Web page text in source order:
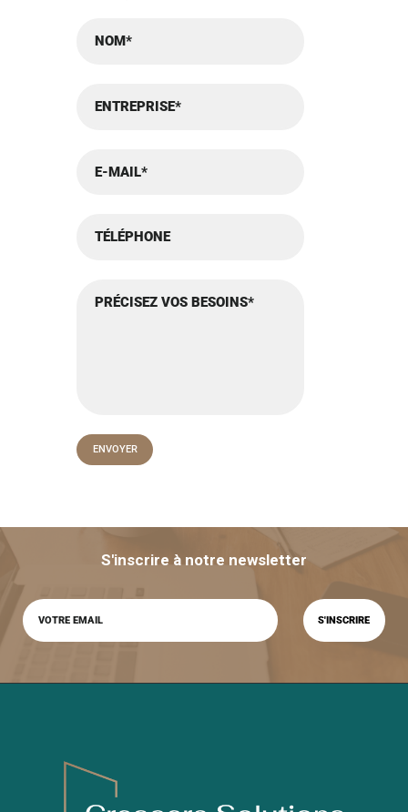
S'inscrire à notre newsletter